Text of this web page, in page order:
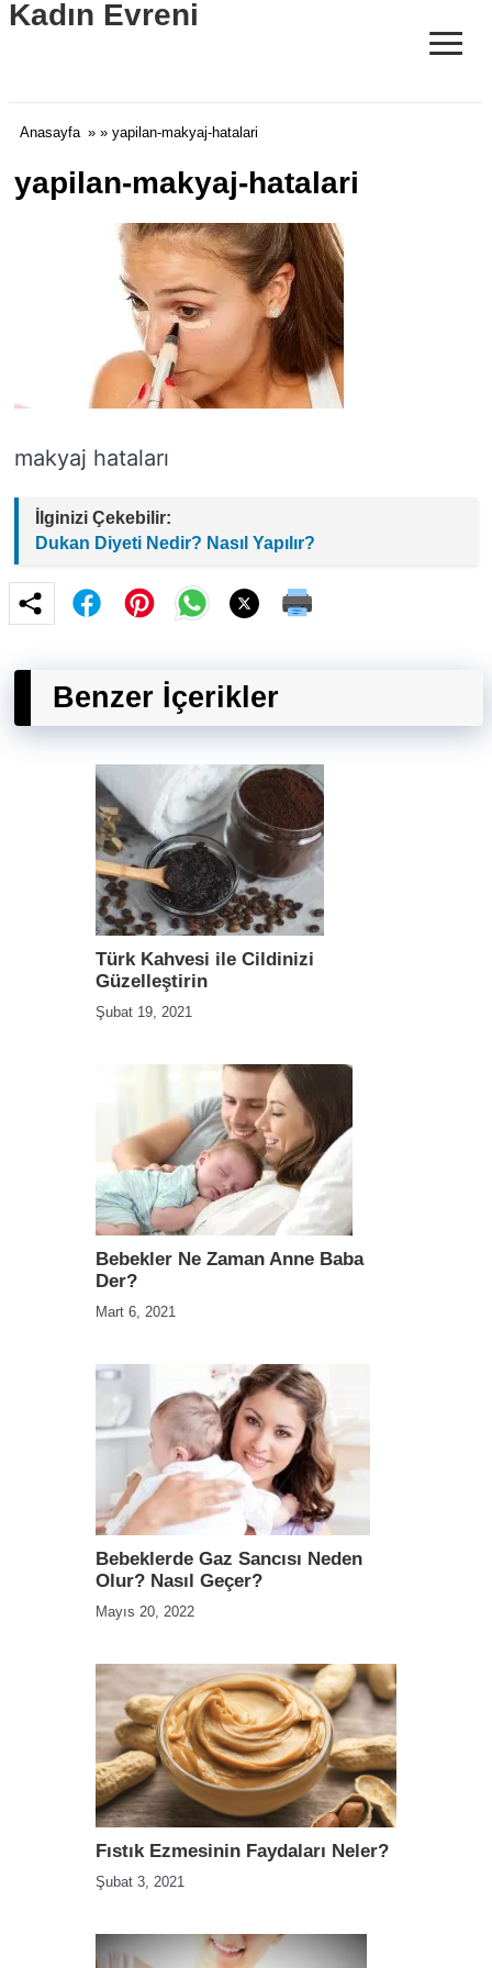
Kadın Evreni ≡
Anasayfa » » yapilan-makyaj-hatalari
yapilan-makyaj-hatalari
makyaj hataları
İlginizi Çekebilir:
Dukan Diyeti Nedir? Nasıl Yapılır?
Benzer İçerikler
Türk Kahvesi ile Cildinizi
Güzelleştirin
Şubat 19, 2021
Bebekler Ne Zaman Anne Baba
Der?
Mart 6, 2021
Bebeklerde Gaz Sancısı Neden
Olur? Nasıl Geçer?
Mayıs 20, 2022
Fıstık Ezmesinin Faydaları Neler?
Şubat 3, 2021